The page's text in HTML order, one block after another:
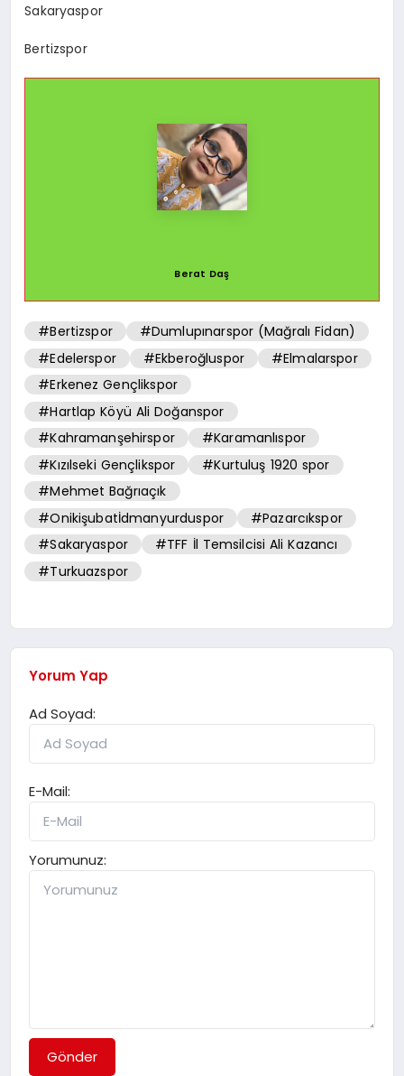
Sakaryaspor
Bertizspor
Berat Daş
#Bertizspor
#Dumlupınarspor (Mağralı Fidan)
#Edelerspor
#Ekberoğluspor
#Elmalarspor
#Erkenez Gençlikspor
#Hartlap Köyü Ali Doğanspor
#Kahramanşehirspor
#Karamanlıspor
#Kızılseki Gençlikspor
#Kurtuluş 1920 spor
#Mehmet Bağrıaçık
#Onikişubatİdmanyurduspor
#Pazarcıkspor
#Sakaryaspor
#TFF İl Temsilcisi Ali Kazancı
#Turkuazspor
Yorum Yap
Ad Soyad:
E-Mail:
Yorumunuz:
Gönder